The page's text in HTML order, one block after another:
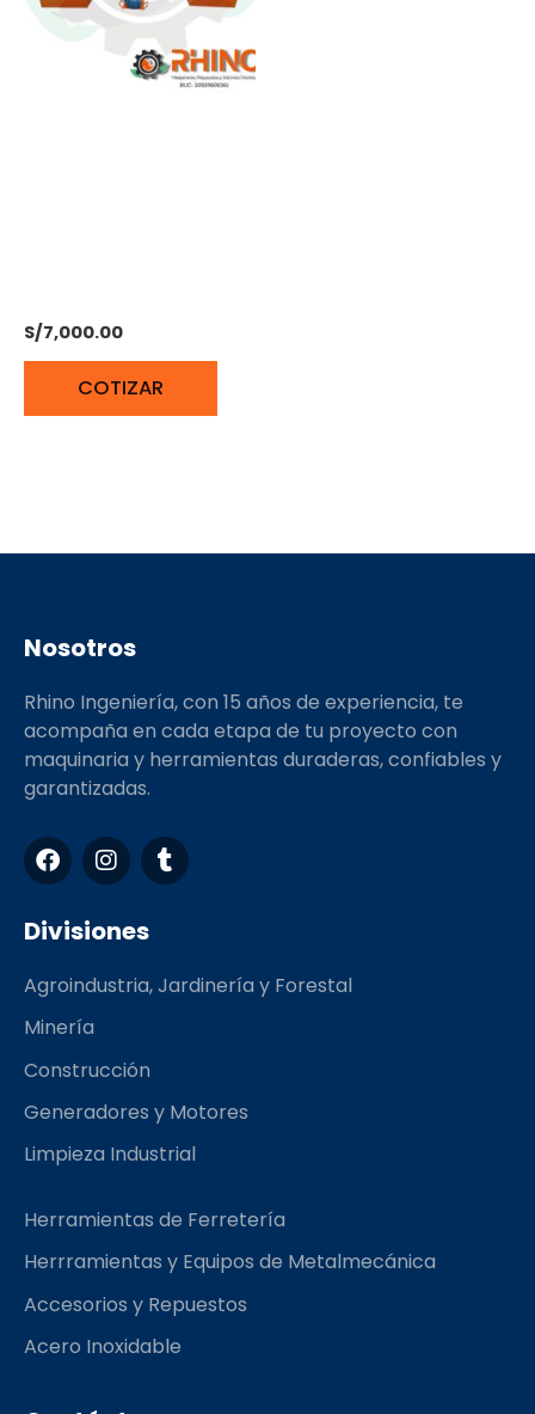
S/7,000.00
COTIZAR
Nosotros
Rhino Ingeniería, con 15 años de experiencia, te
acompaña en cada etapa de tu proyecto con
maquinaria y herramientas duraderas, confiables y
garantizadas.
F
a
c
e
b
o
k
I
n
s
t
a
r
T
u
m
Divisiones
Agroindustria, Jardinería y Forestal
Minería
Construcción
Generadores y Motores
Limpieza Industrial
Herramientas de Ferretería
Herrramientas y Equipos de Metalmecánica
Accesorios y Repuestos
Acero Inoxidable